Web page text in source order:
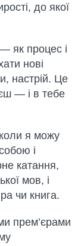
до якої
як процес і
нові
настрій. Це
— і в тебе
я можу
і
катання,
мов, і
чи книга.
прем’єрами